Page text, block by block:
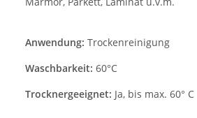
Anwendung: Trockenreinigung
Waschbarkeit: 60°C
Trocknergeeignet: Ja, bis max. 60° C